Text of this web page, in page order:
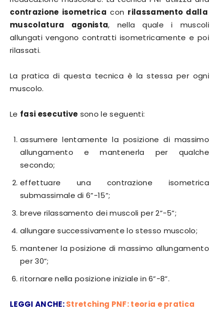
contrazione isometrica con rilassamento dalla
muscolatura agonista, nella quale i muscoli
allungati vengono contratti isometricamente e poi
rilassati.
La pratica di questa tecnica è la stessa per ogni
muscolo.
Le fasi esecutive sono le seguenti:
assumere lentamente la posizione di massimo
allungamento e mantenerla per qualche
secondo;
effettuare una contrazione isometrica
submassimale di 6”-15”;
breve rilassamento dei muscoli per 2”-5”;
allungare successivamente lo stesso muscolo;
mantener la posizione di massimo allungamento
per 30”;
ritornare nella posizione iniziale in 6”-8”.
LEGGI ANCHE:Stretching PNF: teoria e pratica